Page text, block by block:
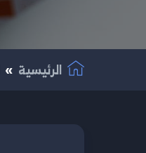
الرئيسية